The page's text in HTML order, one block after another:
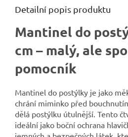
Detailní popis produktu
Mantinel do
cm – malý, ale
pomocník
Mantinel do postýlky je jako
chrání miminko před
dělá postýlku útulnější. Tento
ideální jako boční ochrana